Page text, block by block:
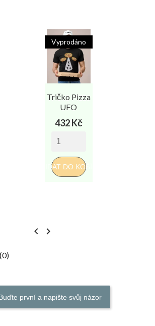
Tričko Pizza
UFO
Cena
432 Kč
PŘIDAT DO KOŠÍKU
Vyprodáno
 
první a napište svůj názor